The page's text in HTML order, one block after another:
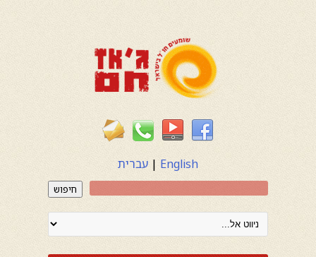
English
| עברית
חיפוש